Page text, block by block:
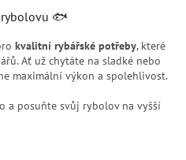
rybolovu 🐟
kvalitní rybářské potřeby, které
Ať už chytáte na sladké nebo
maximální výkon a spolehlivost.
a posuňte svůj rybolov na vyšší